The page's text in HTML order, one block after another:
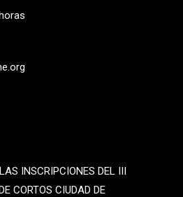
INSCRIPCIONES DEL III
CORTOS CIUDAD DE